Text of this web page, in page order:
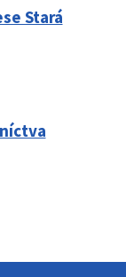
Stará